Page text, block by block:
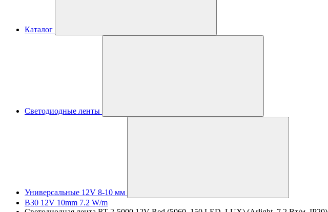
Каталог
Светодиодные ленты
Универсальные 12V 8-10 мм
B30 12V 10mm 7.2 W/m